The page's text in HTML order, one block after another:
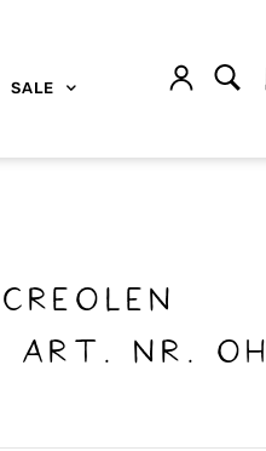
SALE
Nr. OH